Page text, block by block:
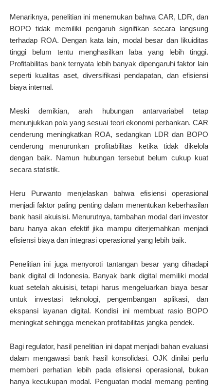
Menariknya, penelitian ini menemukan bahwa CAR, LDR, dan
BOPO tidak memiliki pengaruh signifikan secara langsung
terhadap ROA. Dengan kata lain, modal besar dan likuiditas
tinggi belum tentu menghasilkan laba yang lebih tinggi.
Profitabilitas bank ternyata lebih banyak dipengaruhi faktor lain
seperti kualitas aset, diversifikasi pendapatan, dan efisiensi
biaya internal.
Meski demikian, arah hubungan antarvariabel tetap
menunjukkan pola yang sesuai teori ekonomi perbankan. CAR
cenderung meningkatkan ROA, sedangkan LDR dan BOPO
cenderung menurunkan profitabilitas ketika tidak dikelola
dengan baik. Namun hubungan tersebut belum cukup kuat
secara statistik.
Heru Purwanto menjelaskan bahwa efisiensi operasional
menjadi faktor paling penting dalam menentukan keberhasilan
bank hasil akuisisi. Menurutnya, tambahan modal dari investor
baru hanya akan efektif jika mampu diterjemahkan menjadi
efisiensi biaya dan integrasi operasional yang lebih baik.
Penelitian ini juga menyoroti tantangan besar yang dihadapi
bank digital di Indonesia. Banyak bank digital memiliki modal
kuat setelah akuisisi, tetapi harus mengeluarkan biaya besar
untuk investasi teknologi, pengembangan aplikasi, dan
ekspansi layanan digital. Kondisi ini membuat rasio BOPO
meningkat sehingga menekan profitabilitas jangka pendek.
Bagi regulator, hasil penelitian ini dapat menjadi bahan evaluasi
dalam mengawasi bank hasil konsolidasi. OJK dinilai perlu
memberi perhatian lebih pada efisiensi operasional, bukan
hanya kecukupan modal. Penguatan modal memang penting